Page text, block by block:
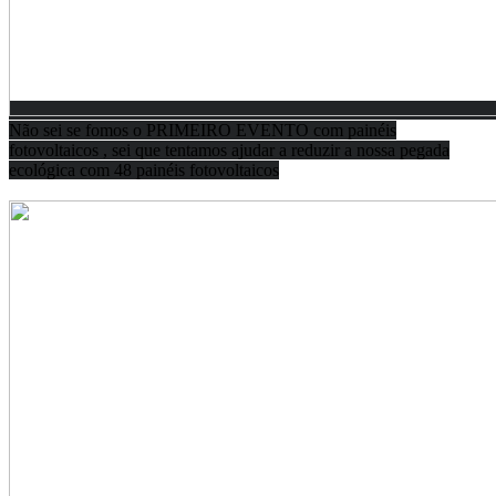
Não sei se fomos o PRIMEIRO EVENTO com painéis
fotovoltaicos , sei que tentamos ajudar a reduzir a nossa pegada
ecológica com 48 painéis fotovoltaicos